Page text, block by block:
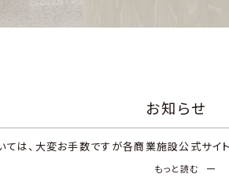
お知らせ
は、大変お手数ですが各商業施設公式サイ
お手数をお掛けし
もっと読む